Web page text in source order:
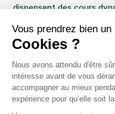
dispensent des cours
font de la formation une
chaque candidat est
Qui est each One ?